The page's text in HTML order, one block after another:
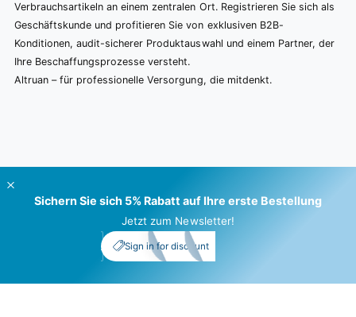
Verbrauchsartikeln an einem zentralen Ort. Registrieren Sie sich als
Geschäftskunde und profitieren Sie von exklusiven B2B-
Konditionen, audit-sicherer Produktauswahl und einem Partner, der
Ihre Beschaffungsprozesse versteht.
Altruan – für professionelle Versorgung, die mitdenkt.
Sichern Sie sich 5% Rabatt auf Ihre erste Bestellung
Jetzt zum Newsletter!
Sign in for discountMy Account
_5%